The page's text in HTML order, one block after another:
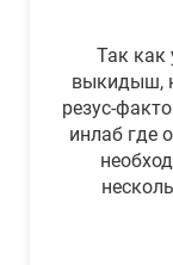
Так как
выкидыш,
резус-
инлаб где